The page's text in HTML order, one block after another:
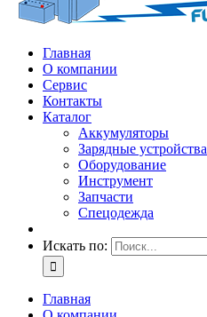
Главная
О компании
Сервис
Контакты
Каталог
Аккумуляторы
Зарядные устройства
Оборудование
Инструмент
Запчасти
Спецодежда
Искать по:
Главная